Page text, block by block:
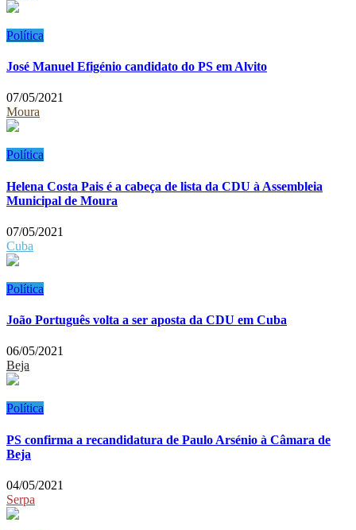
Política
José Manuel Efigénio candidato do PS em Alvito
07/05/2021
Moura
Política
Helena Costa Pais é a cabeça de lista da CDU à Assembleia
Municipal de Moura
07/05/2021
Cuba
Política
João Português volta a ser aposta da CDU em Cuba
06/05/2021
Beja
Política
PS confirma a recandidatura de Paulo Arsénio à Câmara de
Beja
04/05/2021
Serpa